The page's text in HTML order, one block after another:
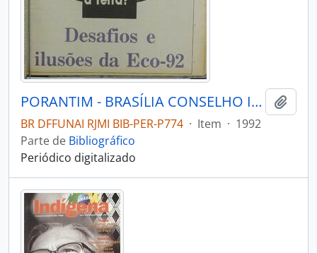
PORANTIM - BRASÍLIA CONSELHO INDIGENISTA MISSIONÁRIO - 1992 - Nº148
BR DFFUNAI RJMI BIB-PER-P774 · Item · 1992
Parte de Bibliográfico
Periódico digitalizado